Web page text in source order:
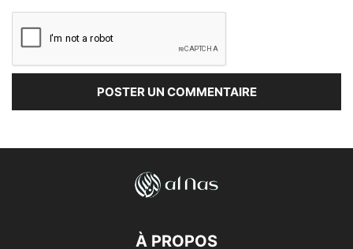
À PROPOS